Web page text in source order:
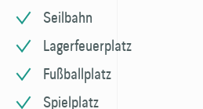
Seilbahn
Lagerfeuerplatz
Fußballplatz
Spielplatz